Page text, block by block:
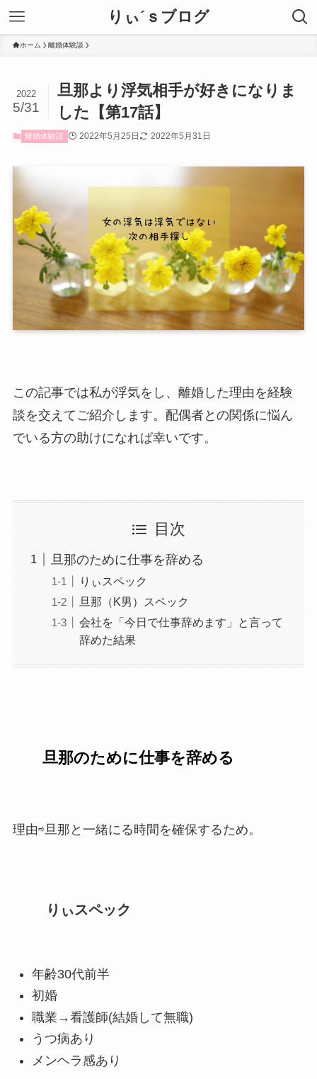
りぃ´ｓブログ
ホーム 離婚体験談
旦那より浮気相手が好きになりま
した【第17話】
2022
5/31
離婚体験談 2022年5月25日 2022年5月31日
この記事では私が浮気をし、離婚した理由を経験
談を交えてご紹介します。配偶者との関係に悩ん
でいる方の助けになれば幸いです。
目次
旦那のために仕事を辞める
りぃスペック
旦那（K男）スペック
会社を「今日で仕事辞めます」と言って
辞めた結果
旦那のために仕事を辞める
理由⇨旦那と一緒にる時間を確保するため。
りぃスペック
年齢30代前半
初婚
職業→看護師(結婚して無職)
うつ病あり
メンヘラ感あり